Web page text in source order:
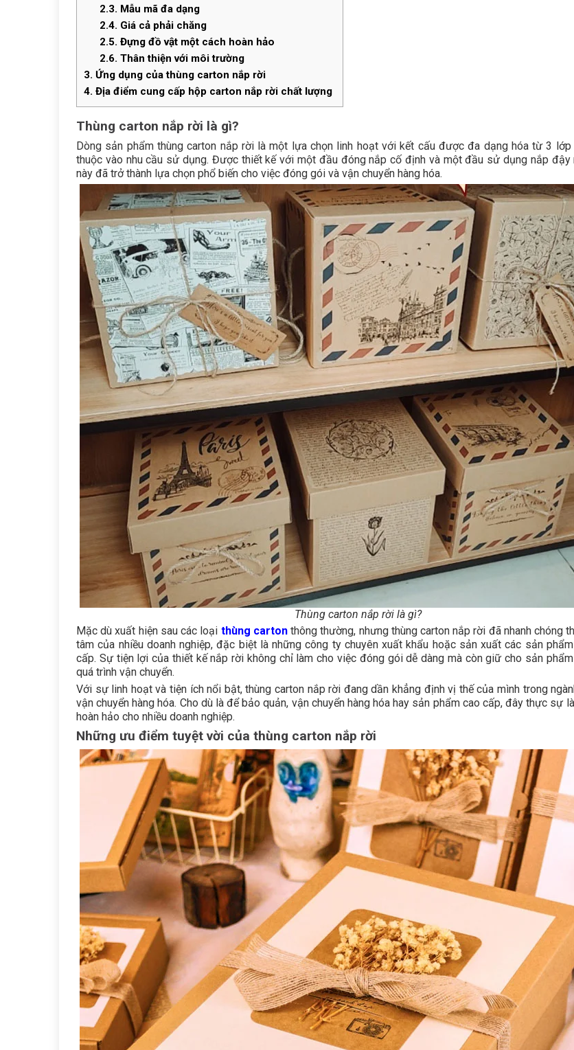
2.3. Mẫu mã đa dạng
2.4. Giá cả phải chăng
2.5. Đựng đồ vật một cách hoàn hảo
2.6. Thân thiện với môi trường
3. Ứng dụng của thùng carton nắp rời
4. Địa điểm cung cấp hộp carton nắp rời chất lượng
Thùng carton nắp rời là gì?
Dòng sản phẩm thùng carton nắp rời là một lựa chọn linh hoạt với kết cấu được đa dạng hóa từ 3
thuộc vào nhu cầu sử dụng. Được thiết kế với một đầu đóng nắp cố định và một đầu sử dụng nắp đậy
này đã trở thành lựa chọn phổ biến cho việc đóng gói và vận chuyển hàng hóa.
Thùng carton nắp rời là gì?
Mặc dù xuất hiện sau các loại thùng cartonthông thường, nhưng thùng carton nắp rời đã nhanh chóng
tâm của nhiều doanh nghiệp, đặc biệt là những công ty chuyên xuất khẩu hoặc sản xuất các sản
cấp. Sự tiện lợi của thiết kế nắp rời không chỉ làm cho việc đóng gói dễ dàng mà còn giữ cho sản
quá trình vận chuyển.
Với sự linh hoạt và tiện ích nổi bật, thùng carton nắp rời đang dần khẳng định vị thế của mình trong
vận chuyển hàng hóa. Cho dù là để bảo quản, vận chuyển hàng hóa hay sản phẩm cao cấp, đây thực sự
hoàn hảo cho nhiều doanh nghiệp.
Những ưu điểm tuyệt vời của thùng carton nắp rời